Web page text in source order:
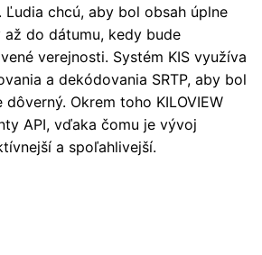
Ľudia chcú, aby bol obsah úplne
do dátumu, kedy bude
verejnosti. Systém KIS využíva
a dekódovania SRTP, aby bol
Okrem toho KILOVIEW
API, vďaka čomu je vývoj
a spoľahlivejší.